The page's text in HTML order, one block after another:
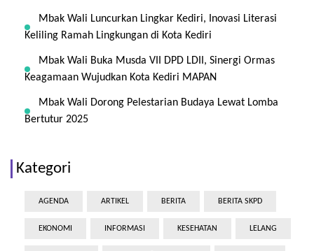
Mbak Wali Luncurkan Lingkar Kediri, Inovasi Literasi
Keliling Ramah Lingkungan di Kota Kediri
Mbak Wali Buka Musda VII DPD LDII, Sinergi Ormas
Keagamaan Wujudkan Kota Kediri MAPAN
Mbak Wali Dorong Pelestarian Budaya Lewat Lomba
Bertutur 2025
Kategori
AGENDA ARTIKEL BERITA BERITA SKPD
EKONOMI INFORMASI KESEHATAN LELANG